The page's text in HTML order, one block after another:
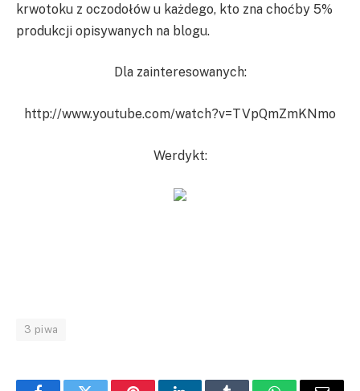
krwotoku z oczodołów u każdego, kto zna choćby 5%
produkcji opisywanych na blogu.
Dla zainteresowanych:
http://www.youtube.com/watch?v=TVpQmZmKNmo
Werdykt:
3 piwa